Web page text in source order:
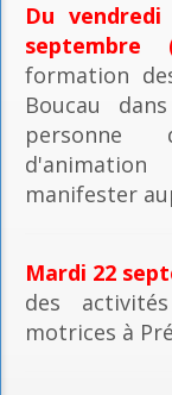
Du
septembre
formation
Boucau
personne
manifester
Mardi 22
des
motrices à